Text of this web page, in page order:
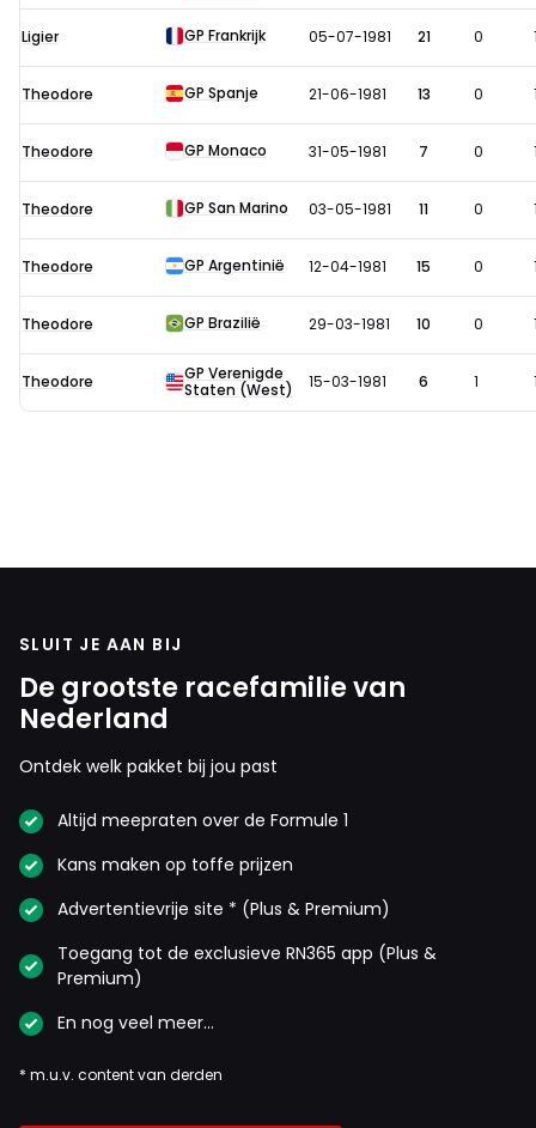
Ligier GP Frankrijk 05-07-1981 21 0
Theodore GP Spanje 21-06-1981 13 0
Theodore GP Monaco 31-05-1981 7 0
Theodore GP San Marino 03-05-1981 11 0
Theodore GP Argentinië 12-04-1981 15 0
Theodore GP Brazilië 29-03-1981 10 0
Theodore
GP Verenigde
Staten (West)
15-03-1981 6 1
SLUIT JE AAN BIJ
De grootste racefamilie van
Nederland
Ontdek welk pakket bij jou past
Altijd meepraten over de Formule 1
Kans maken op toffe prijzen
Advertentievrije site * (Plus & Premium)
Toegang tot de exclusieve RN365 app (Plus &
Premium)
En nog veel meer…
* m.u.v. content van derden